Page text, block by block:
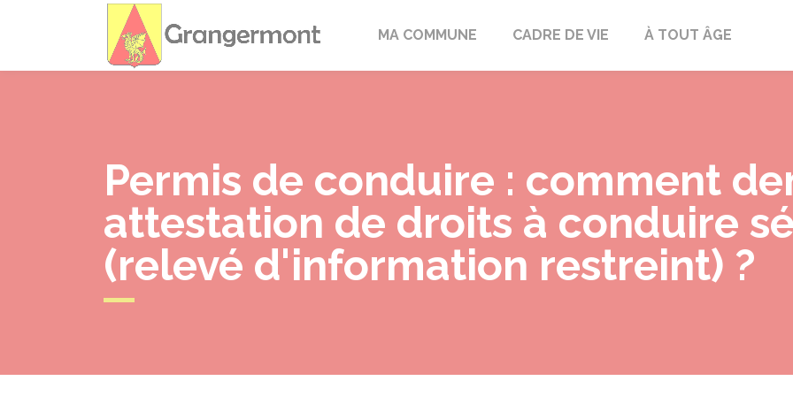
Grangermont
MA COMMUNE CADRE DE VIE À TOUT ÂGE
Permis de conduire : comment
attestation de droits à conduire
(relevé d'information restreint) ?